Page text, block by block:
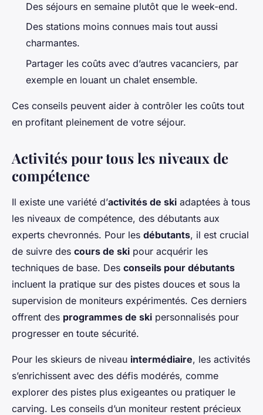
Des séjours en semaine plutôt que le week-end.
Des stations moins connues mais tout aussi
charmantes.
Partager les coûts avec d’autres vacanciers, par
exemple en louant un chalet ensemble.
Ces conseils peuvent aider à contrôler les coûts tout
en profitant pleinement de votre séjour.
Activités pour tous les niveaux de
compétence
Il existe une variété d’activités de ski adaptées à tous
les niveaux de compétence, des débutants aux
experts chevronnés. Pour les débutants, il est crucial
de suivre des cours de ski pour acquérir les
techniques de base. Des conseils pour débutants
incluent la pratique sur des pistes douces et sous la
supervision de moniteurs expérimentés. Ces derniers
offrent des programmes de ski personnalisés pour
progresser en toute sécurité.
Pour les skieurs de niveau intermédiaire, les activités
s’enrichissent avec des défis modérés, comme
explorer des pistes plus exigeantes ou pratiquer le
carving. Les conseils d’un moniteur restent précieux